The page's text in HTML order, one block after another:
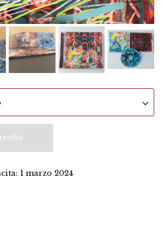
1 marzo 2024